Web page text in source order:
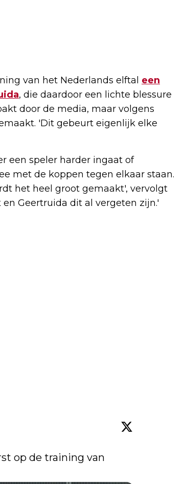
van het Nederlands elftal een
, die daardoor een lichte blessure
door de media, maar volgens
'Dit gebeurt eigenlijk elke
een speler harder ingaat of
met de koppen tegen elkaar staan.
het heel groot gemaakt', vervolgt
Geertruida dit al vergeten zijn.'
op de training van